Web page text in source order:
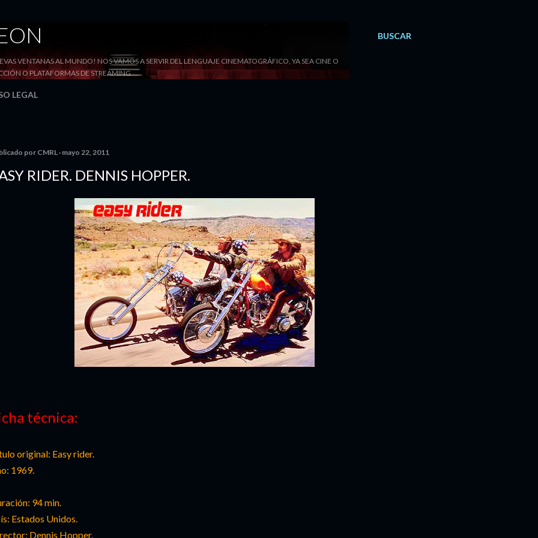
BUSCAR
VENTANAS AL MUNDO! NOS VAMOS A SERVIR DEL LENGUAJE CINEMATOGRÁFICO, YA SEA CINE O
O PLATAFORMAS DE STREAMING
LEGAL
porCMRL mayo 22, 2011
RIDER. DENNIS HOPPER.
técnica:
original: Easy rider.
1969.
94min.
Estados Unidos.
Dennis Hopper.